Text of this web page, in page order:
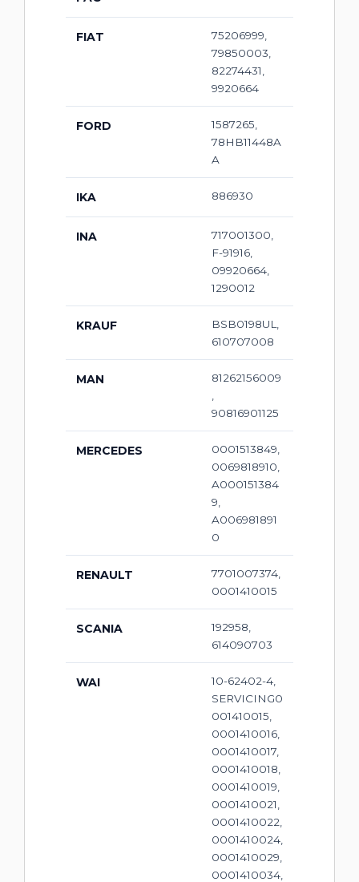
FIAT
75206999,
79850003,
82274431,
9920664
FORD
1587265,
78HB11448A
A
IKA 886930
INA
717001300,
F-91916,
09920664,
1290012
KRAUF
BSB0198UL,
610707008
MAN
81262156009
90816901125
MERCEDES
0001513849,
0069818910,
A000151384
9,
A006981891
0
RENAULT
7701007374,
0001410015
SCANIA
192958,
614090703
WAI
10-62402-4,
SERVICING0
001410015,
0001410016,
0001410017,
0001410018,
0001410019,
0001410021,
0001410022,
0001410024,
0001410029,
0001410034,